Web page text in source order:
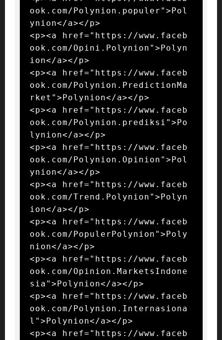
ook.com/Polynion.populer">Pol
ynion</a></p>
<p><a href="https://www.faceb
ook.com/Opini.Polynion">Polyn
ion</a></p>
<p><a href="https://www.faceb
ook.com/Polynion.PredictionMa
rket">Polynion</a></p>
<p><a href="https://www.faceb
ook.com/Polynion.prediksi">Po
lynion</a></p>
<p><a href="https://www.faceb
ook.com/Polynion.Opinion">Pol
ynion</a></p>
<p><a href="https://www.faceb
ook.com/Trend.Polynion">Polyn
ion</a></p>
<p><a href="https://www.faceb
ook.com/PopulerPolynion">Poly
nion</a></p>
<p><a href="https://www.faceb
ook.com/Opinion.MarketsIndone
sia">Polynion</a></p>
<p><a href="https://www.faceb
ook.com/Polynion.Internasiona
l">Polynion</a></p>
<p><a href="https://www.faceb